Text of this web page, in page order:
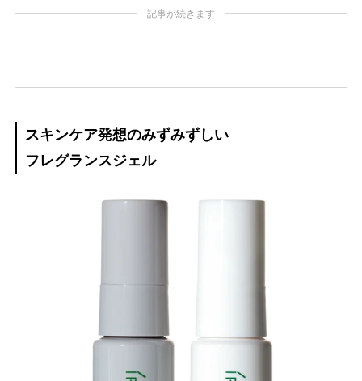
記事が続きます
スキンケア発想のみずみずしい
フレグランスジェル